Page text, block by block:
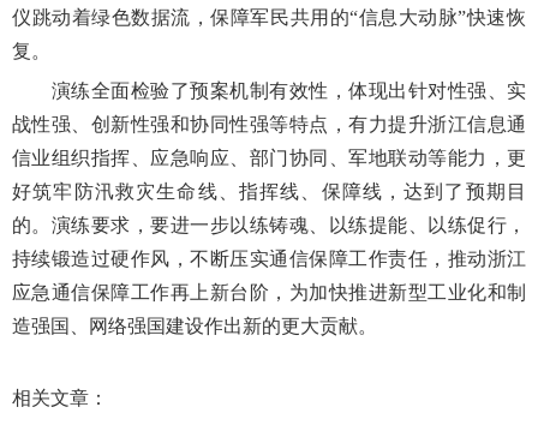
仪跳动着绿色数据流，保障军民共用的“信息大动脉”快速恢
复。
演练全面检验了预案机制有效性，体现出针对性强、实
战性强、创新性强和协同性强等特点，有力提升浙江信息通
信业组织指挥、应急响应、部门协同、军地联动等能力，更
好筑牢防汛救灾生命线、指挥线、保障线，达到了预期目
的。演练要求，要进一步以练铸魂、以练提能、以练促行，
持续锻造过硬作风，不断压实通信保障工作责任，推动浙江
应急通信保障工作再上新台阶，为加快推进新型工业化和制
造强国、网络强国建设作出新的更大贡献。
相关文章：